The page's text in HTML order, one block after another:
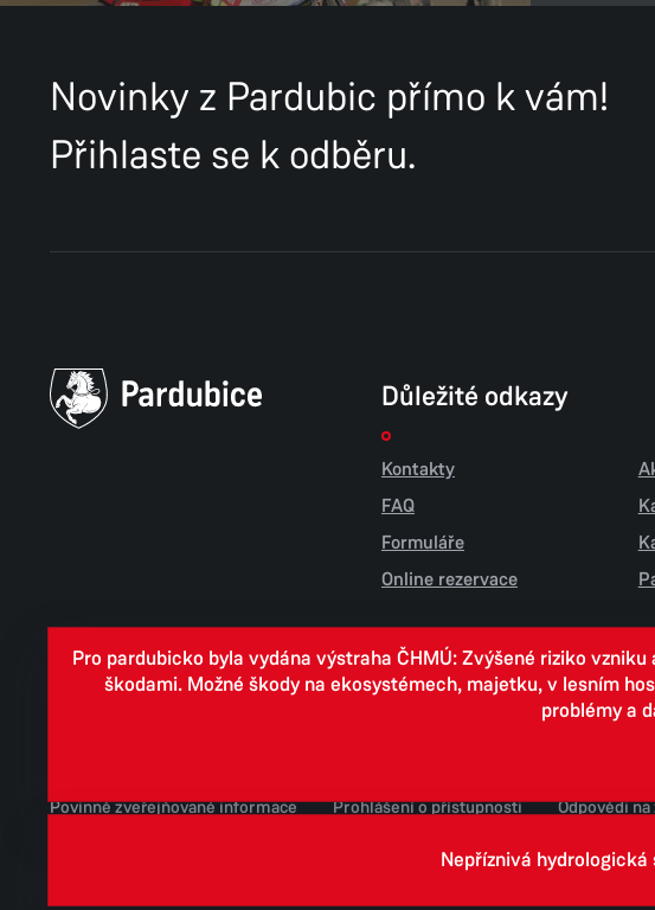
Novinky z Pardubic přímo k vám!
Přihlaste se k odběru.
Důležité odkazy
Kontakty
FAQ
Formuláře
Online rezervace
Povinně zveřejňované informace
Prohlášení o přístupnosti
Odpovědi
Pro pardubicko byla vydána výstraha ČHMÚ: Zvýšené riziko
škodami. Možné škody na ekosystémech, majetku, v lesním
problémy a
Nepříznivá